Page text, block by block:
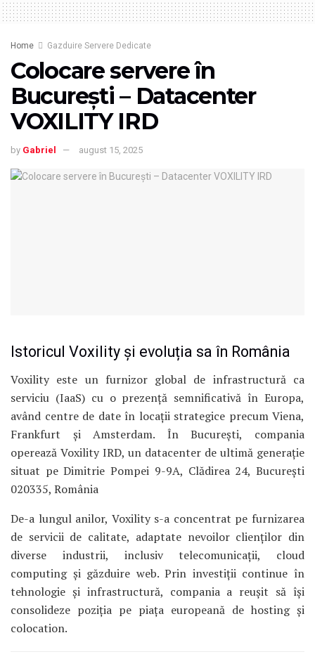
Home Gazduire Servere Dedicate
Colocare servere în
București – Datacenter
VOXILITY IRD
by Gabriel august 15, 2025
Istoricul Voxility și evoluția sa în România
Voxility este un furnizor global de infrastructură ca
serviciu (IaaS) cu o prezență semnificativă în Europa,
având centre de date în locații strategice precum Viena,
Frankfurt și Amsterdam.
În București, compania
operează Voxility IRD, un datacenter de ultimă generație
situat pe Dimitrie Pompei 9-9A, Clădirea 24, București
020335, România
De-a lungul anilor, Voxility s-a concentrat pe furnizarea
de servicii de calitate, adaptate nevoilor clienților din
diverse industrii, inclusiv telecomunicații, cloud
computing și găzduire web. Prin investiții continue în
tehnologie și infrastructură, compania a reușit să își
consolideze poziția pe piața europeană de hosting și
colocation.